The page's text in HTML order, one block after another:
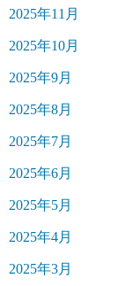
2025年11月
2025年10月
2025年9月
2025年8月
2025年7月
2025年6月
2025年5月
2025年4月
2025年3月